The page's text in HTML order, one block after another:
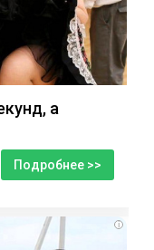
а
Подробнее >>
i